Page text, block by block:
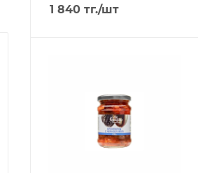
1 840 тг./шт